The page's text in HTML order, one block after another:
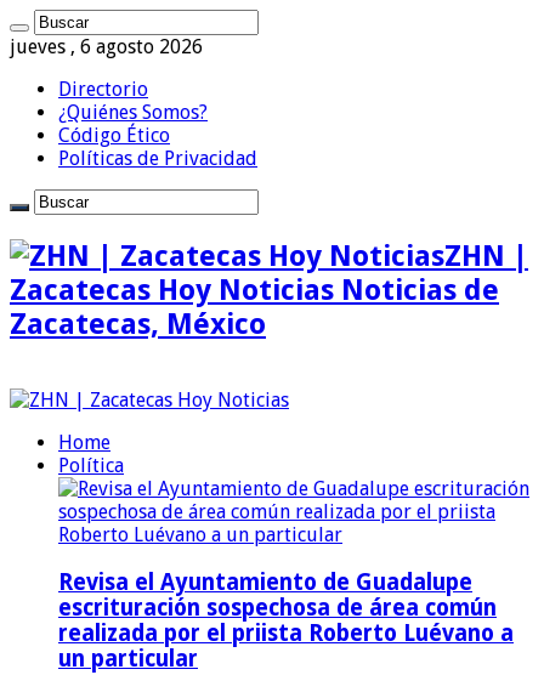
jueves , 6 agosto 2026
Directorio
¿Quiénes Somos?
Código Ético
Políticas de Privacidad
ZHN |
Zacatecas Hoy Noticias Noticias de
Zacatecas, México
Home
Política
Revisa el Ayuntamiento de Guadalupe
escrituración sospechosa de área común
realizada por el priista Roberto Luévano a
un particular